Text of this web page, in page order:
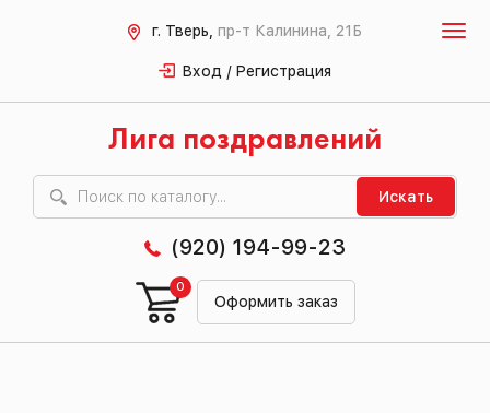
г. Тверь, пр-т Калинина, 21Б
Вход / Регистрация
Лига поздравлений
Искать
(920) 194-99-23
Оформить заказ
0